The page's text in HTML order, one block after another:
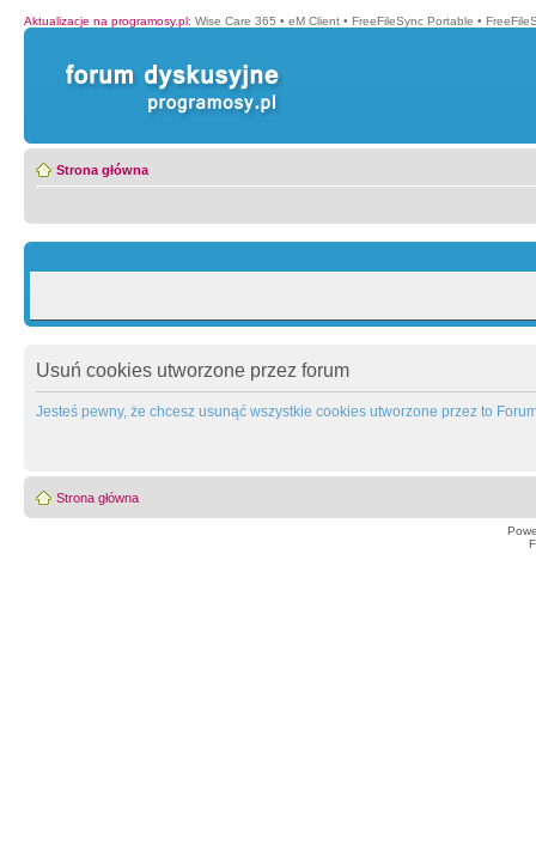
Aktualizacje na programosy.pl: Wise Care 365 • eM Client • FreeFileSync Portable •
Strona główna
Usuń cookies utworzone przez forum
Jesteś pewny, że chcesz usunąć wszystkie cookies utworzone przez to
Strona główna